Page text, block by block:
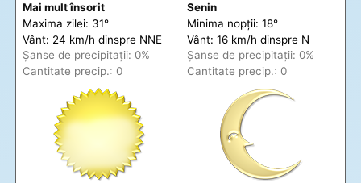
Mai mult însorit
Maxima zilei: 31°
Vânt: 24 km/h dinspre NNE
Șanse de precipitații: 0%
Cantitate precip.: 0
Senin
Minima nopții: 18°
Vânt: 16 km/h dinspre N
Șanse de precipitații: 0%
Cantitate precip.: 0